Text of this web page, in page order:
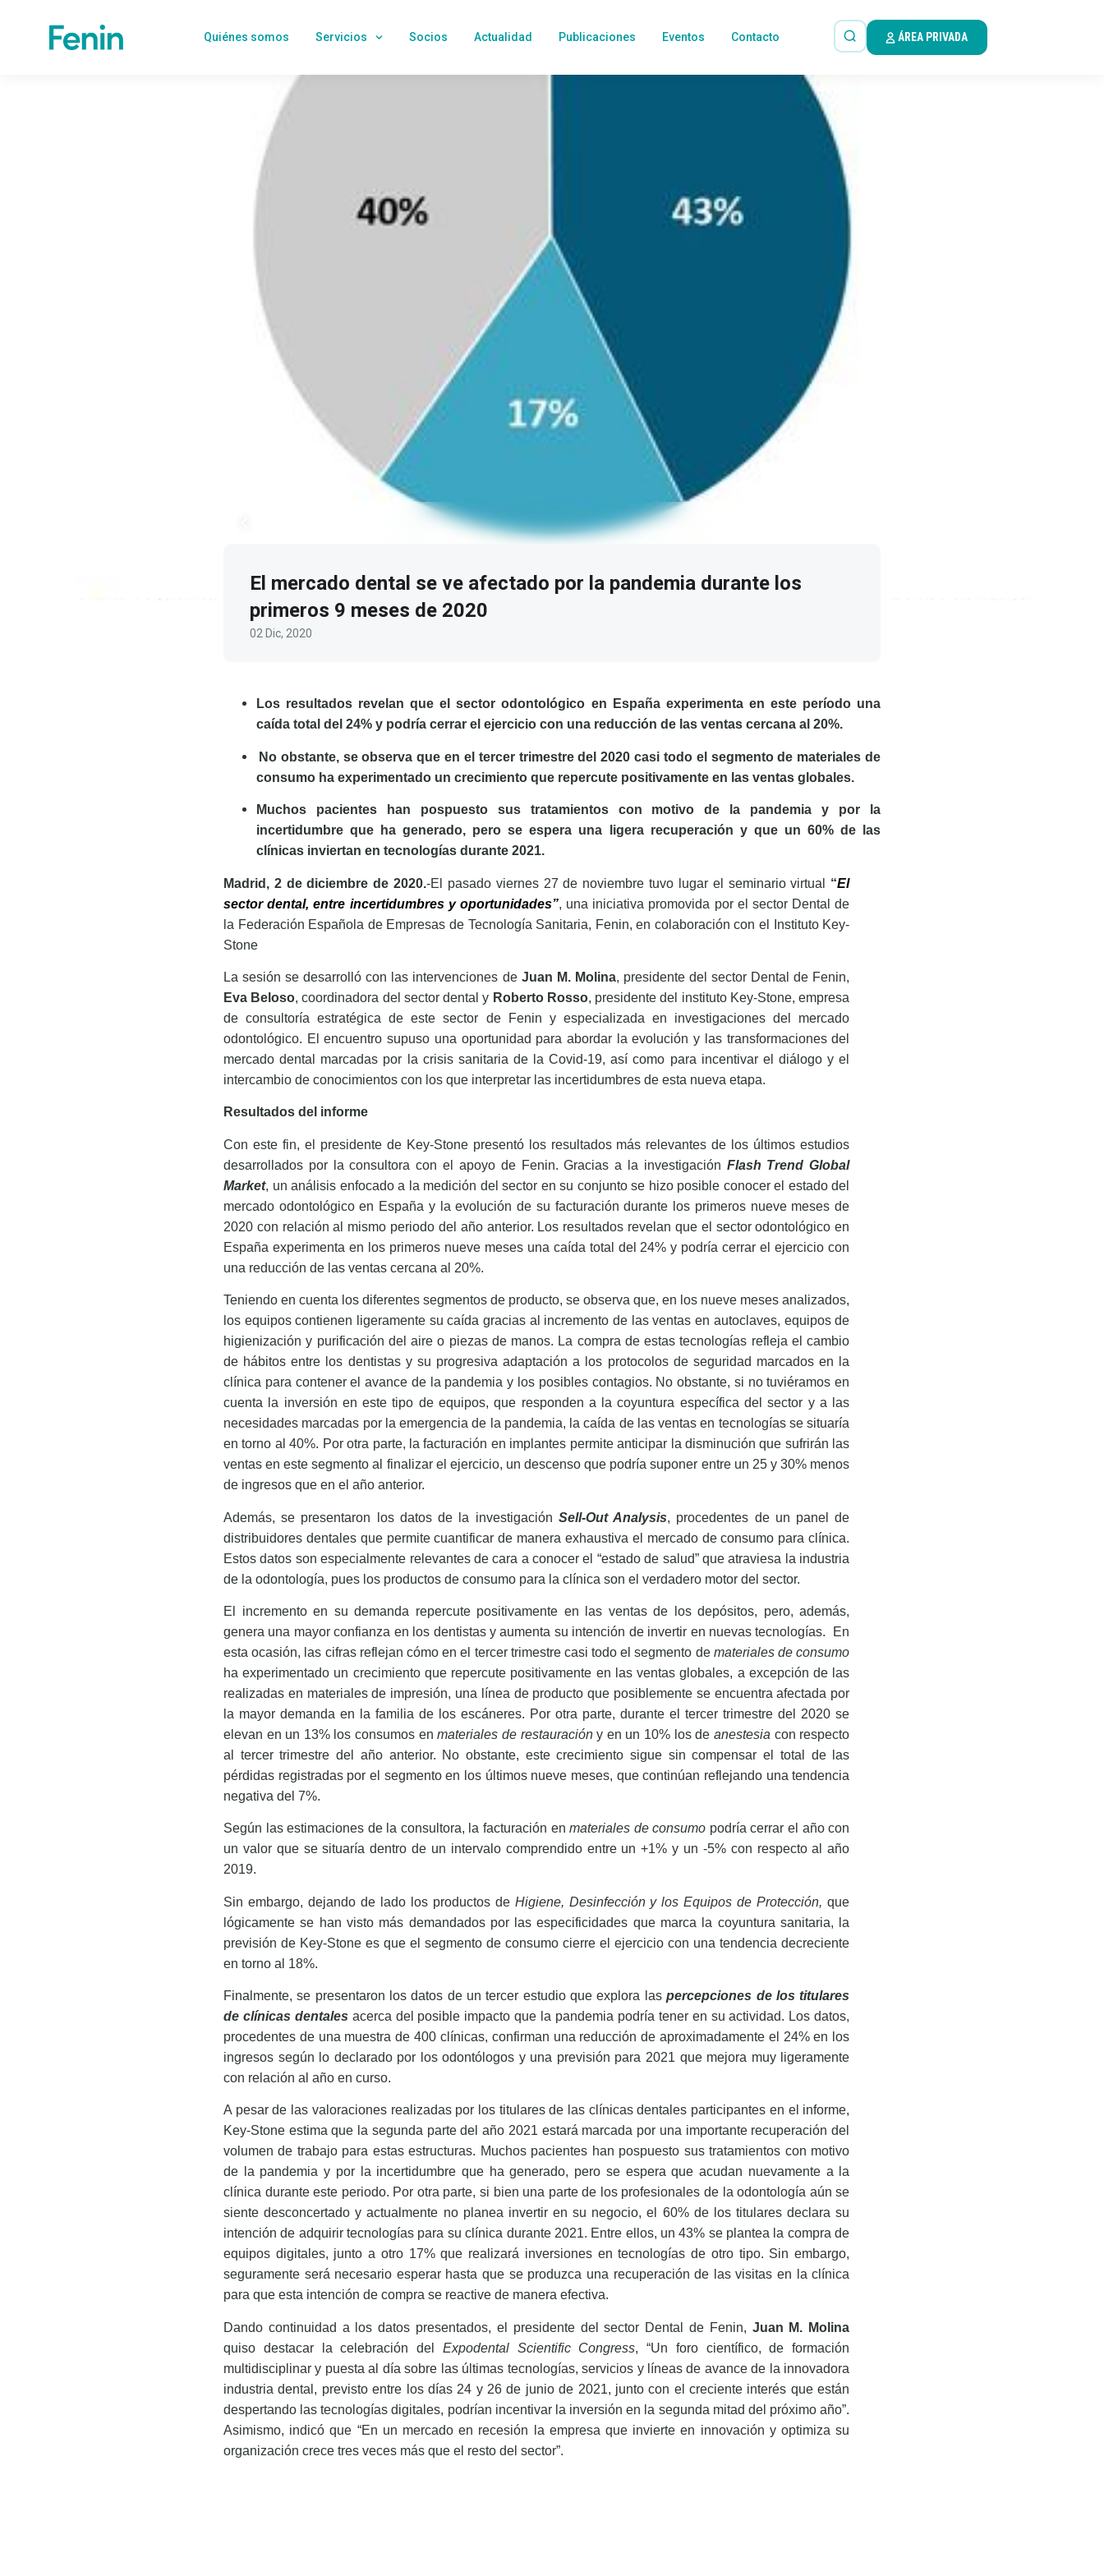
Quiénes somos Servicios Socios Actualidad Publicaciones Eventos Contacto ÁREA PRIVADA
El mercado dental se ve afectado por la pandemia durante los
primeros 9 meses de 2020
02 Dic, 2020
Los resultados revelan que el sector odontológico en España experimenta en este período una
caída total del 24% y podría cerrar el ejercicio con una reducción de las ventas cercana al 20%.
No obstante, se observa que en el tercer trimestre del 2020 casi todo el segmento de materiales de
consumo ha experimentado un crecimiento que repercute positivamente en las ventas globales.
Muchos pacientes han pospuesto sus tratamientos con motivo de la pandemia y por la
incertidumbre que ha generado, pero se espera una ligera recuperación y que un 60% de las
clínicas inviertan en tecnologías durante 2021.
Madrid, 2 de diciembre de 2020.-El pasado viernes 27 de noviembre tuvo lugar el seminario virtual “El
sector dental, entre incertidumbres y oportunidades”, una iniciativa promovida por el sector Dental de
la Federación Española de Empresas de Tecnología Sanitaria, Fenin, en colaboración con el Instituto Key-
Stone
La sesión se desarrolló con las intervenciones de Juan M. Molina, presidente del sector Dental de Fenin,
Eva Beloso, coordinadora del sector dental y Roberto Rosso, presidente del instituto Key-Stone, empresa
de consultoría estratégica de este sector de Fenin y especializada en investigaciones del mercado
odontológico. El encuentro supuso una oportunidad para abordar la evolución y las transformaciones del
mercado dental marcadas por la crisis sanitaria de la Covid-19, así como para incentivar el diálogo y el
intercambio de conocimientos con los que interpretar las incertidumbres de esta nueva etapa.
Resultados del informe
Con este fin, el presidente de Key-Stone presentó los resultados más relevantes de los últimos estudios
desarrollados por la consultora con el apoyo de Fenin. Gracias a la investigación Flash Trend Global
Market, un análisis enfocado a la medición del sector en su conjunto se hizo posible conocer el estado del
mercado odontológico en España y la evolución de su facturación durante los primeros nueve meses de
2020 con relación al mismo periodo del año anterior. Los resultados revelan que el sector odontológico en
España experimenta en los primeros nueve meses una caída total del 24% y podría cerrar el ejercicio con
una reducción de las ventas cercana al 20%.
Teniendo en cuenta los diferentes segmentos de producto, se observa que, en los nueve meses analizados,
los equipos contienen ligeramente su caída gracias al incremento de las ventas en autoclaves, equipos de
higienización y purificación del aire o piezas de manos. La compra de estas tecnologías refleja el cambio
de hábitos entre los dentistas y su progresiva adaptación a los protocolos de seguridad marcados en la
clínica para contener el avance de la pandemia y los posibles contagios. No obstante, si no tuviéramos en
cuenta la inversión en este tipo de equipos, que responden a la coyuntura específica del sector y a las
necesidades marcadas por la emergencia de la pandemia, la caída de las ventas en tecnologías se situaría
en torno al 40%. Por otra parte, la facturación en implantes permite anticipar la disminución que sufrirán las
ventas en este segmento al finalizar el ejercicio, un descenso que podría suponer entre un 25 y 30% menos
de ingresos que en el año anterior.
Además, se presentaron los datos de la investigación Sell-Out Analysis, procedentes de un panel de
distribuidores dentales que permite cuantificar de manera exhaustiva el mercado de consumo para clínica.
Estos datos son especialmente relevantes de cara a conocer el “estado de salud” que atraviesa la industria
de la odontología, pues los productos de consumo para la clínica son el verdadero motor del sector.
El incremento en su demanda repercute positivamente en las ventas de los depósitos, pero, además,
genera una mayor confianza en los dentistas y aumenta su intención de invertir en nuevas tecnologías.
En
esta ocasión, las cifras reflejan cómo en el tercer trimestre casi todo el segmento de materiales de consumo
ha experimentado un crecimiento que repercute positivamente en las ventas globales, a excepción de las
realizadas en materiales de impresión, una línea de producto que posiblemente se encuentra afectada por
la mayor demanda en la familia de los escáneres. Por otra parte, durante el tercer trimestre del 2020 se
elevan en un 13% los consumos enmateriales de restauracióny en un 10% los de anestesia con respecto
al tercer trimestre del año anterior. No obstante, este crecimiento sigue sin compensar el total de las
pérdidas registradas por el segmento en los últimos nueve meses, que continúan reflejando una tendencia
negativa del 7%.
Según las estimaciones de la consultora, la facturación enmateriales de consumo podría cerrar el año con
un valor que se situaría dentro de un intervalo comprendido entre un +1% y un -5% con respecto al año
2019.
Sin embargo, dejando de lado los productos de Higiene, Desinfección y los Equipos de Protección, que
lógicamente se han visto más demandados por las especificidades que marca la coyuntura sanitaria, la
previsión de Key-Stone es que el segmento de consumo cierre el ejercicio con una tendencia decreciente
en torno al 18%.
Finalmente, se presentaron los datos de un tercer estudio que explora laspercepciones de los titulares
de clínicas dentales acerca del posible impacto que la pandemia podría tener en su actividad. Los datos,
procedentes de una muestra de 400 clínicas, confirman una reducción de aproximadamente el 24% en los
ingresos según lo declarado por los odontólogos y una previsión para 2021 que mejora muy ligeramente
con relación al año en curso.
A pesar de las valoraciones realizadas por los titulares de las clínicas dentales participantes en el informe,
Key-Stone estima que la segunda parte del año 2021 estará marcada por una importante recuperación del
volumen de trabajo para estas estructuras. Muchos pacientes han pospuesto sus tratamientos con motivo
de la pandemia y por la incertidumbre que ha generado, pero se espera que acudan nuevamente a la
clínica durante este periodo. Por otra parte, si bien una parte de los profesionales de la odontología aún se
siente desconcertado y actualmente no planea invertir en su negocio,el 60% de los titulares declara su
intención de adquirir tecnologías para su clínica durante 2021. Entre ellos, un 43% se plantea la compra de
equipos digitales, junto a otro 17% que realizará inversiones en tecnologías de otro tipo. Sin embargo,
seguramente será necesario esperar hasta que se produzca una recuperación de las visitas en la clínica
para que esta intención de compra se reactive de manera efectiva.
Dando continuidad a los datos presentados, el presidente del sector Dental de Fenin, Juan M. Molina
quiso destacar la celebración del Expodental Scientific Congress, “Un foro científico, de formación
multidisciplinar y puesta al día sobre las últimas tecnologías, servicios y líneas de avance de la innovadora
industria dental, previsto entre los días 24 y 26 de junio de 2021, junto con el creciente interés que están
despertando las tecnologías digitales, podrían incentivar la inversión en la segunda mitad del próximo año”.
Asimismo, indicó que “En un mercado en recesión la empresa que invierte en innovación y optimiza su
organización crece tres veces más que el resto del sector”.